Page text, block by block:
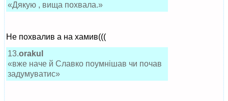
«Дякую , вища похвала.»
Не похвалив а на хамив(((
13.orakul
«вже наче й Славко поумнішав чи почав
задумуватис»